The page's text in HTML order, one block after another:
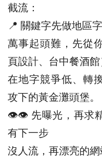
截流：
📍 關鍵字先做地區
萬事起頭難，先從
頁設計、台中餐酒館
在地字競爭低、轉
攻下的黃金灘頭堡。
👁️‍👁️‍ 先曝光，再求
有下一步
沒人流，再漂亮的網